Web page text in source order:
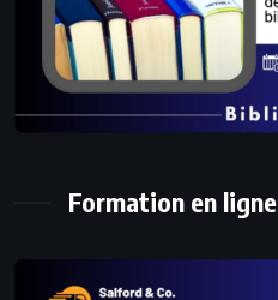
Formation en ligne